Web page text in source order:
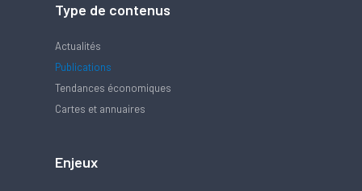
Type de contenus
Actualités
Publications
Tendances économiques
Cartes et annuaires
Enjeux